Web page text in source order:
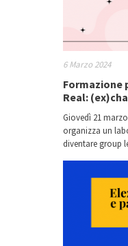
6 Marzo 2024
Formazione
Real:
Giovedì 21
organizza un
diventare group